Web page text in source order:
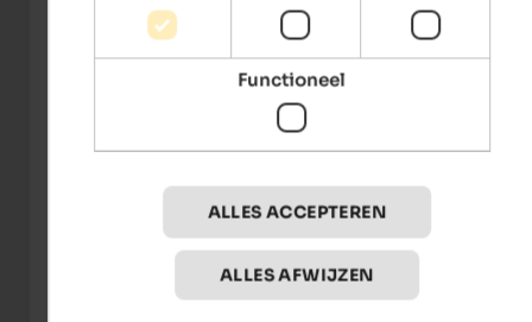
Functioneel
ALLES ACCEPTEREN
ALLES AFWIJZEN